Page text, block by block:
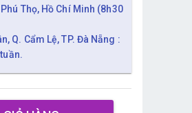
Thọ, Hồ Chí Minh (8h30
Q. Cẩm Lệ, TP. Đà Nẵng :